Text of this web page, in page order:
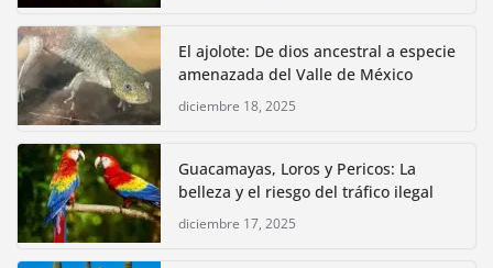
El ajolote: De dios ancestral a especie
amenazada del Valle de México
diciembre 18, 2025
Guacamayas, Loros y Pericos: La
belleza y el riesgo del tráfico ilegal
diciembre 17, 2025